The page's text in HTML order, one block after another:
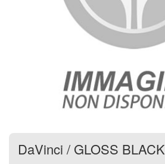
DaVinci / GLOSS BLACK